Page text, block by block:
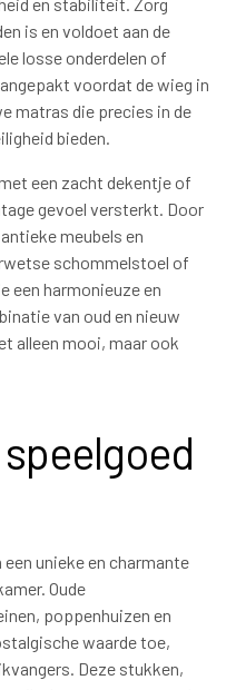
is en voldoet aan de
losse onderdelen of
voordat de wieg in
matras die precies in de
bieden.
een zacht dekentje of
gevoel versterkt. Door
meubels en
schommelstoel of
een harmonieuze en
van oud en nieuw
alleen mooi, maar ook
unieke en charmante
Oude
poppenhuizen en
waarde toe,
Deze stukken,